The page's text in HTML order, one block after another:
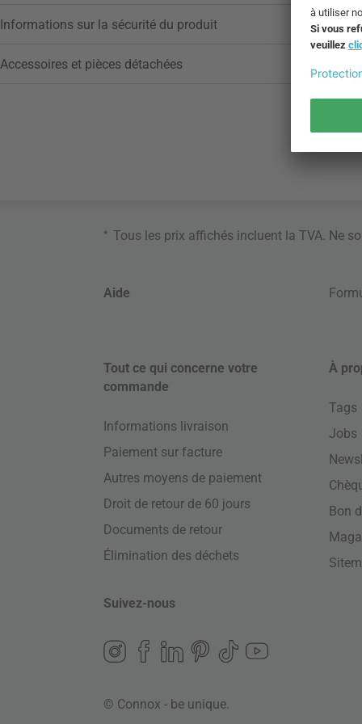
Informations sur la sécurité du produit
Accessoires et pièces détachées
* Tous les prix affichés incluent la TVA. Ne
Aide
Tout ce qui concerne votre
commande
Informations livraison
Paiement sur facture
Autres moyens de paiement
Droit de retour de 60 jours
Documents de retour
Élimination des déchets
À
Tags
Jobs
Bon
Suivez-nous
© Connox - be unique.